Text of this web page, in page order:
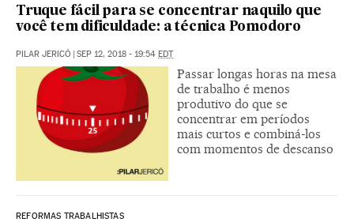
Truque fácil para se concentrar naquilo que
você tem dificuldade: a técnica Pomodoro
PILAR JERICÓ | SEP 12, 2018 - 19:54 EDT
Passar longas horas na mesa
de trabalho é menos
produtivo do que se
concentrar em períodos
mais curtos e combiná-los
com momentos de descanso
REFORMAS TRABALHISTAS